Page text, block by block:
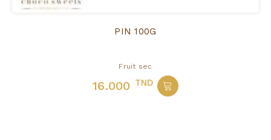
PIN 100G
Fruit sec
16.000 TND